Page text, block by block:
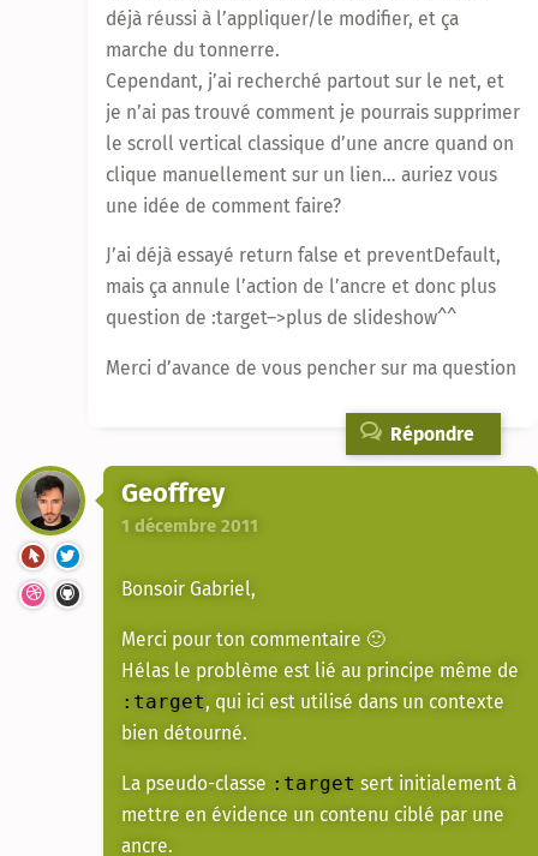
déjà réussi à l’appliquer/le modifier, et ça
marche du tonnerre.
Cependant, j’ai recherché partout sur le net, et
je n’ai pas trouvé comment je pourrais supprimer
le scroll vertical classique d’une ancre quand on
clique manuellement sur un lien… auriez vous
une idée de comment faire?
J’ai déjà essayé return false et preventDefault,
mais ça annule l’action de l’ancre et donc plus
question de :target–>plus de slideshow^^
Merci d’avance de vous pencher sur ma question
Répondre
Geoffrey
1 décembre 2011
Bonsoir Gabriel,
Merci pour ton commentaire 🙂
Hélas le problème est lié au principe même de
:target, qui ici est utilisé dans un contexte
bien détourné.
La pseudo-classe :target sert initialement à
mettre en évidence un contenu ciblé par une
ancre.